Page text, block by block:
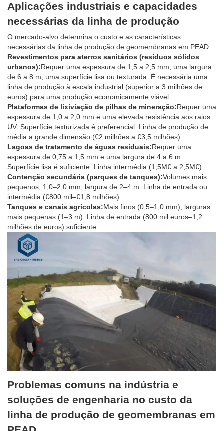
Aplicações industriais e capacidades
necessárias da linha de produção
O mercado-alvo determina o custo e as características
necessárias da linha de produção de geomembranas em PEAD.
Revestimentos para aterros sanitários (resíduos sólidos
urbanos):Requer uma espessura de 1,5 a 2,5 mm, uma largura
de 6 a 8 m, uma superfície lisa ou texturada. É necessária uma
linha de produção à escala industrial (superior a 3 milhões de
euros) para uma produção economicamente viável.
Plataformas de lixiviação de pilhas de mineração:Requer uma
espessura de 1,0 a 2,0 mm e uma elevada resistência aos raios
UV. Superfície texturizada é preferencial. Linha de produção de
média a grande dimensão (€2 milhões a €3,5 milhões).
Lagoas de tratamento de águas residuais:Requer uma
espessura de 0,75 a 1,5 mm e uma largura de 4 a 6 m.
Superfície lisa é suficiente. Linha intermédia (1,5M€ a 2,5M€).
Contenção secundária (parques de tanques):Volumes mais
pequenos, 1,0–2,0 mm, largura de 2–4 m. Linha de entrada ou
intermédia (€800 mil–€1,8 milhões).
Tanques e canais agrícolas:Mais finos (0,5–1,0 mm), larguras
mais pequenas (1–3 m). Linha de entrada (800 mil euros–1,2
milhões de euros) suficiente.
Problemas comuns na indústria e
soluções de engenharia no custo da
linha de produção de geomembranas em